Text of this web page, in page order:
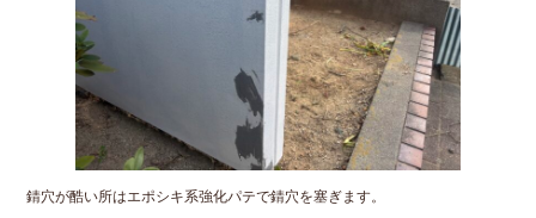
錆穴が酷い所はエポシキ系強化パテで錆穴を塞ぎます。